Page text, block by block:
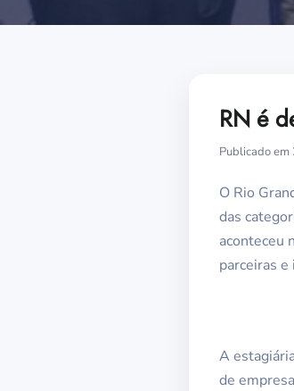
RN é
Publicado
O Rio
das
aconteceu
parceiras
A
de